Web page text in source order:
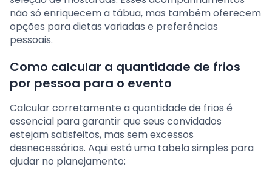
não só enriquecem a tábua, mas também oferecem
opções para dietas variadas e preferências
pessoais.
Como calcular a quantidade de frios
por pessoa para o evento
Calcular corretamente a quantidade de frios é
essencial para garantir que seus convidados
estejam satisfeitos, mas sem excessos
desnecessários. Aqui está uma tabela simples para
ajudar no planejamento: